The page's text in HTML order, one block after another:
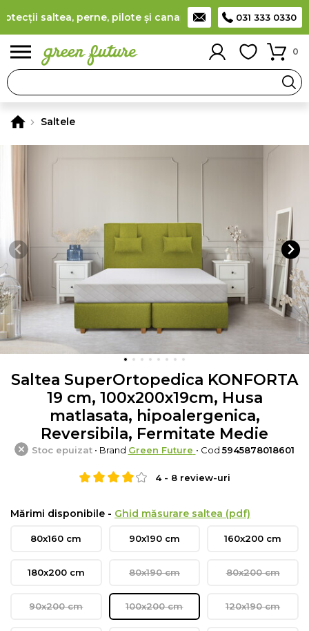
saltea, perne, pilote și canapele (detalii) Producător
031 333 0330
0
Saltele
Saltea SuperOrtopedica KONFORTA
19 cm, 100x200x19cm, Husa
matlasata, hipoalergenica,
Reversibila, Fermitate Medie
Stoc epuizat• Brand Green Future • Cod5945878018601
4- 8review-uri
Mărimi disponibile - Ghid măsurare saltea (pdf)
80x160 cm 90x190 cm 160x200 cm
180x200 cm 80x190 cm 80x200 cm
90x200 cm 100x200 cm 120x190 cm